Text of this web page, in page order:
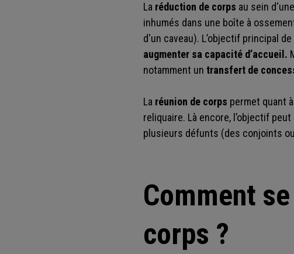
La réduction de corps au sein
inhumés dans une boîte à
d'un caveau). L’objectif principal
augmenter sa capacité d’accueil.
notamment un transfert de
La réunion de corps permet quant
reliquaire. Là encore, l’objectif
plusieurs défunts (des conjoints
Comment
corps ?